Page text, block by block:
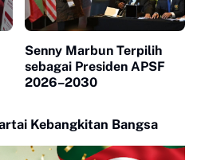
Senny Marbun Terpilih
sebagai Presiden APSF
2026–2030
Kebangkitan Bangsa